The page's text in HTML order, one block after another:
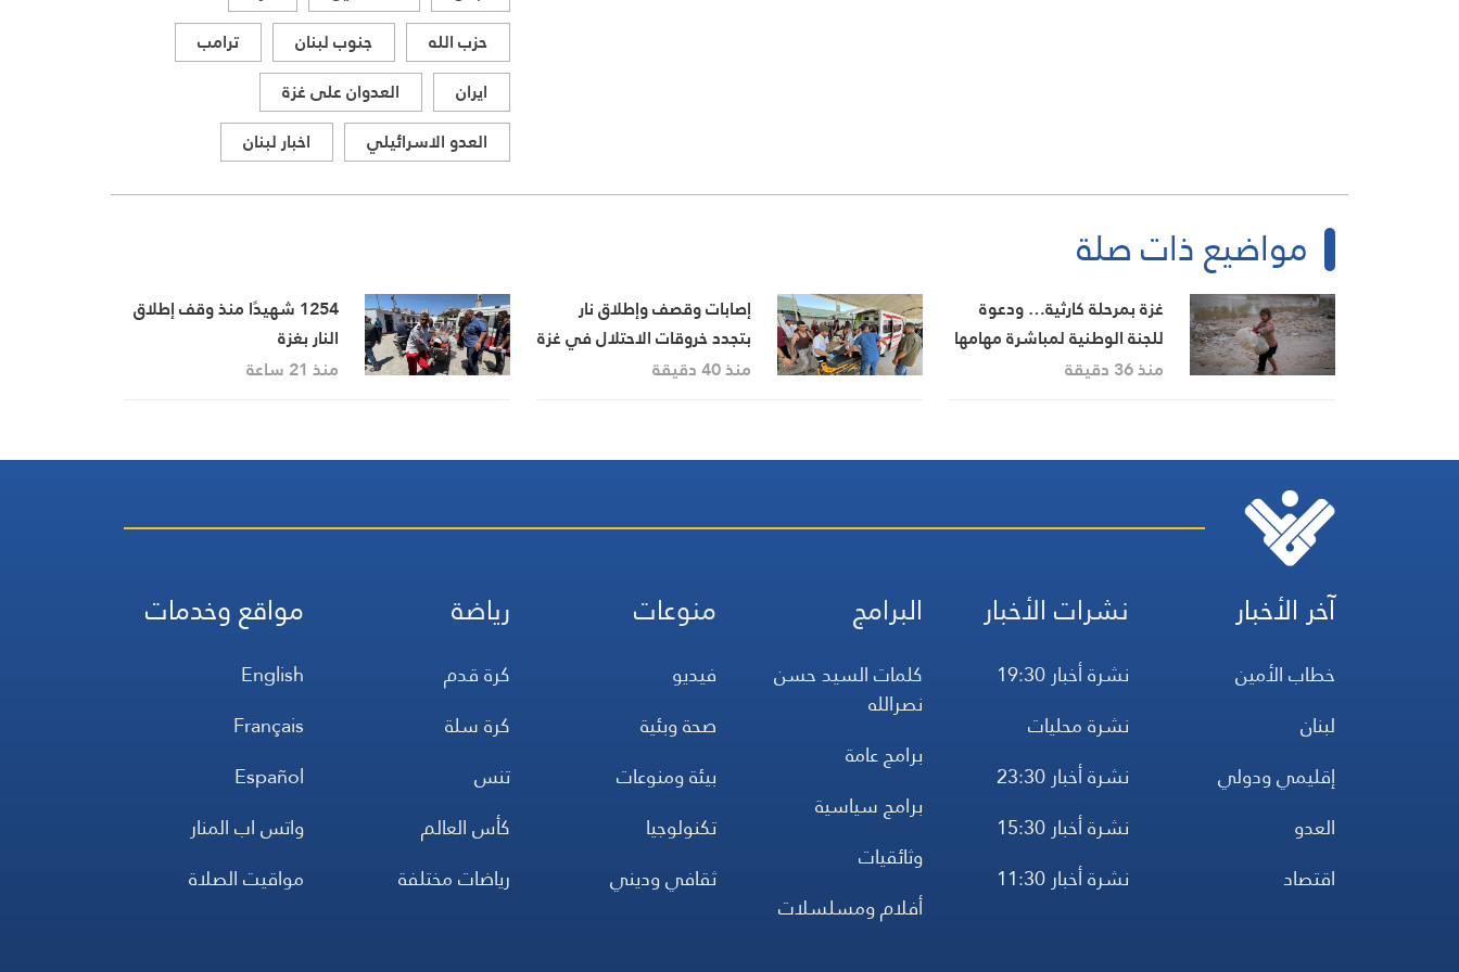
حزب الله
جنوب لبنان
ترامب
ايران
العدوان على غزة
العدو الاسرائيلي
اخبار لبنان
مواضيع ذات صلة
غزة بمرحلة كارثية… ودعوة
للجنة الوطنية لمباشرة مهامها
منذ 36 دقيقة
إصابات وقصف وإطلاق نار
بتجدد خروقات الاحتلال في غزة
منذ 40 دقيقة
1254 شهيدًا منذ وقف إطلاق
النار بغزة
منذ 21 ساعة
آخر الأخبار
خطاب الأمين
لبنان
إقليمي ودولي
العدو
اقتصاد
نشرات الأخبار
نشرة أخبار 19:30
نشرة محليات
نشرة أخبار 23:30
نشرة أخبار 15:30
نشرة أخبار 11:30
البرامج
كلمات السيد حسن
نصرالله
برامج عامة
برامج سياسية
وثائقيات
أفلام ومسلسلات
منوعات
فيديو
صحة وبئية
بيئة ومنوعات
تكنولوجيا
ثقافي وديني
رياضة
كرة قدم
كرة سلة
تنس
كأس العالم
رياضات مختلفة
مواقع وخدمات
English
Français
Español
واتس اب المنار
مواقيت الصلاة